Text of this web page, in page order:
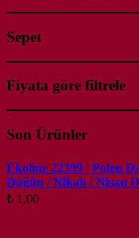
Sepet
Fiyata göre filtrele
Son Ürünler
Ekoline 22399 | Polen
Düğün / Nikah / Nişan
₺ 1,00